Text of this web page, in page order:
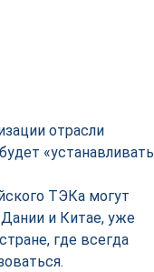
отрасли
«устанавливать
ТЭКа могут
и Китае, уже
где всегда